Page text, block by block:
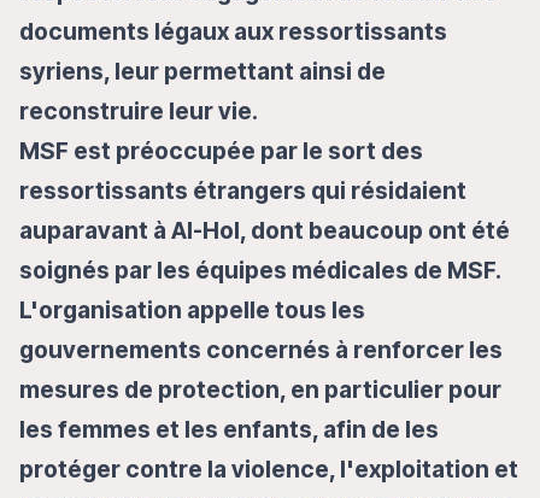
documents légaux aux ressortissants
syriens, leur permettant ainsi de
reconstruire leur vie.
MSF est préoccupée par le sort des
ressortissants étrangers qui résidaient
auparavant à Al-Hol, dont beaucoup ont été
soignés par les équipes médicales de MSF.
L'organisation appelle tous les
gouvernements concernés à renforcer les
mesures de protection, en particulier pour
les femmes et les enfants, afin de les
protéger contre la violence, l'exploitation et